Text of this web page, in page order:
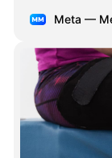
Meta —